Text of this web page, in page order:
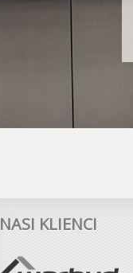
NASI KLIENCI